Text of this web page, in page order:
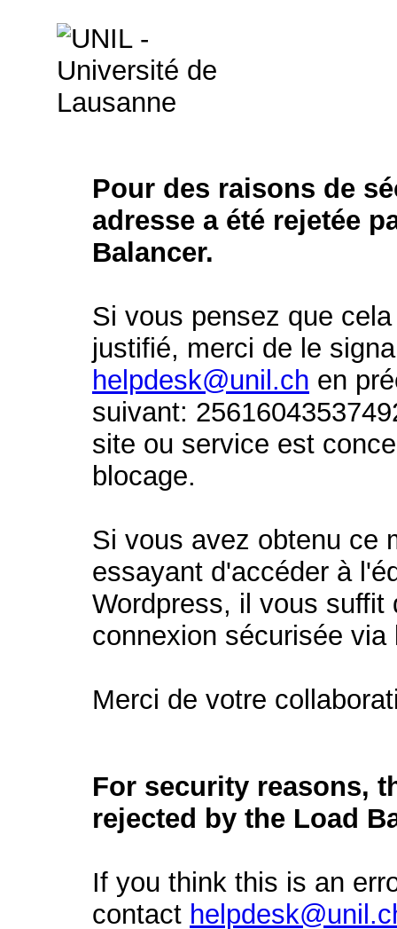
Pour des raisons de
adresse a été rejetée
Balancer.
Si vous pensez que
justifié, merci de le
helpdesk@unil.ch en
suivant:
site ou service est
blocage.
Si vous avez obtenu ce
essayant d'accéder à
Wordpress, il vous suffit
connexion sécurisée
Merci de votre
For security reasons,
rejected by the Load
If you think this is an
contact